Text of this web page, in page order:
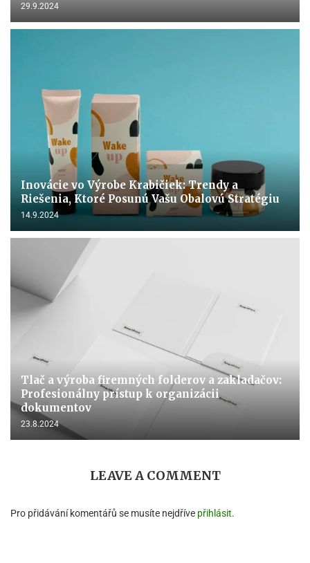
29.9.2024
Inovácie vo Výrobe Krabičiek: Trendy a
Riešenia, Ktoré Posunú Vašu Obalovú Stratégiu
14.9.2024
Tlač a výroba firemných folderov a zakladačov:
Profesionálny prístup k organizácii
dokumentov
23.8.2024
LEAVE A COMMENT
Pro přidávání komentářů se musíte nejdříve přihlásit.